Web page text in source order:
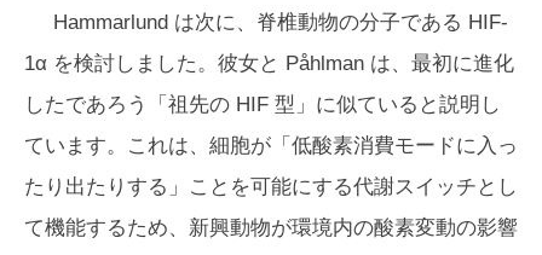
Hammarlund は次に、脊椎動物の分子である HIF-
1α を検討しました。彼女と Påhlman は、最初に進化
したであろう「祖先の HIF 型」に似ていると説明し
ています。これは、細胞が「低酸素消費モードに入っ
たり出たりする」ことを可能にする代謝スイッチとし
て機能するため、新興動物が環境内の酸素変動の影響